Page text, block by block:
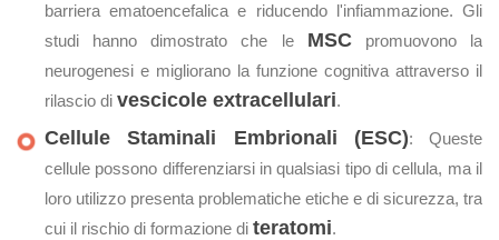
barriera ematoencefalica e riducendo l'infiammazione. Gli
studi hanno dimostrato che le MSCpromuovono la
neurogenesi e migliorano la funzione cognitiva attraverso il
rilascio di vescicole extracellulari.
Cellule Staminali Embrionali (ESC): Queste
cellule possono differenziarsi in qualsiasi tipo di cellula, ma il
loro utilizzo presenta problematiche etiche e di sicurezza, tra
cui il rischio di formazione di teratomi.